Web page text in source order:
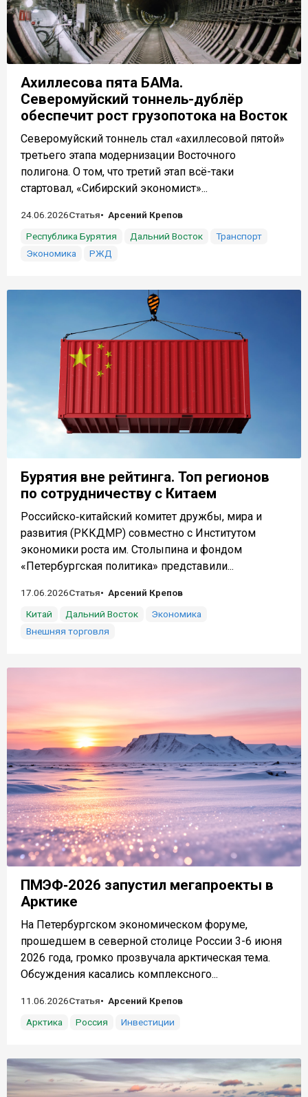
Ахиллесова пята БАМа.
Северомуйский тоннель-дублёр
обеспечит рост грузопотока на Восток
Северомуйский тоннель стал «ахиллесовой пятой»
третьего этапа модернизации Восточного
полигона. О том, что третий этап всё-таки
стартовал, «Сибирский экономист»...
24.06.2026Статья
Арсений Крепов
Республика Бурятия
Дальний Восток
Транспорт
Экономика
РЖД
Бурятия вне рейтинга. Топ регионов
по сотрудничеству с Китаем
Российско‑китайский комитет дружбы, мира и
развития (РККДМР) совместно с Институтом
экономики роста им. Столыпина и фондом
«Петербургская политика» представили...
17.06.2026Статья
Арсений Крепов
Китай
Дальний Восток
Экономика
Внешняя торговля
ПМЭФ‑2026 запустил мегапроекты в
Арктике
На Петербургском экономическом форуме,
прошедшем в северной столице России 3-6 июня
2026 года, громко прозвучала арктическая тема.
Обсуждения касались комплексного...
11.06.2026Статья
Арсений Крепов
Арктика
Россия Инвестиции